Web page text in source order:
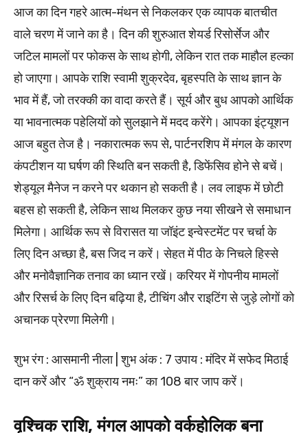
आज का दिन गहरे आत्म-मंथन से निकलकर एक व्यापक बातचीत
वाले चरण में जाने का है। दिन की शुरुआत शेयर्ड रिसोर्सेज और
जटिल मामलों पर फोकस के साथ होगी, लेकिन रात तक माहौल हल्का
हो जाएगा। आपके राशि स्वामी शुक्रदेव, बृहस्पति के साथ ज्ञान के
भाव में हैं, जो तरक्की का वादा करते हैं। सूर्य और बुध आपको आर्थिक
या भावनात्मक पहेलियों को सुलझाने में मदद करेंगे। आपका इंट्यूशन
आज बहुत तेज है। नकारात्मक रूप से, पार्टनरशिप में मंगल के कारण
कंपटीशन या घर्षण की स्थिति बन सकती है, डिफेंसिव होने से बचें।
शेड्यूल मैनेज न करने पर थकान हो सकती है। लव लाइफ में छोटी
बहस हो सकती है, लेकिन साथ मिलकर कुछ नया सीखने से समाधान
मिलेगा। आर्थिक रूप से विरासत या जॉइंट इन्वेस्टमेंट पर चर्चा के
लिए दिन अच्छा है, बस जिद न करें। सेहत में पीठ के निचले हिस्से
और मनोवैज्ञानिक तनाव का ध्यान रखें। करियर में गोपनीय मामलों
और रिसर्च के लिए दिन बढ़िया है, टीचिंग और राइटिंग से जुड़े लोगों को
अचानक प्रेरणा मिलेगी।
शुभ रंग : आसमानी नीला | शुभ अंक : 7 उपाय : मंदिर में सफेद मिठाई
दान करें और “ॐ शुक्राय नमः” का 108 बार जाप करें।
वृश्चिक राशि, मंगल आपको वर्कहोलिक बना